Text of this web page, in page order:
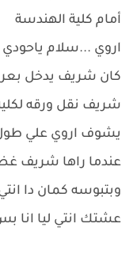
أمام كلية الهندسة
اروي ...سلام
كان شريف يدخل
شريف نقل ورقه
يشوف اروي علي طول
عندما راها شريف
وبتبوسه كمان دا
عشتك انتي ليا انا